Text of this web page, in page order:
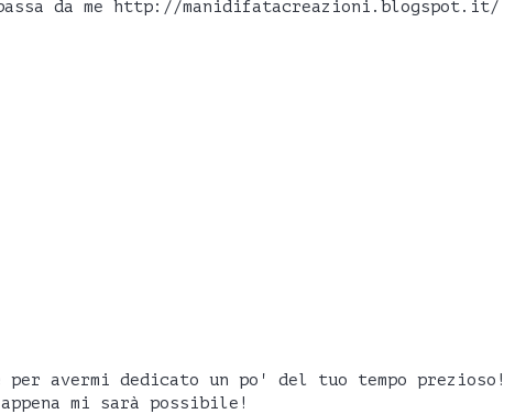
da me http://manidifatacreazioni.blogspot.it/
per avermi dedicato un po' del tuo tempo prezioso!
appena mi sarà possibile!